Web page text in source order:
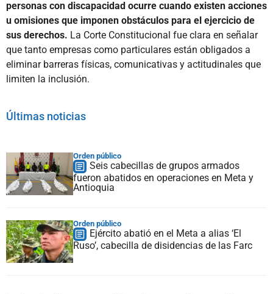
personas con discapacidad ocurre cuando existen acciones
u omisiones que imponen obstáculos para el ejercicio de
sus derechos. La Corte Constitucional fue clara en señalar
que tanto empresas como particulares están obligados a
eliminar barreras físicas, comunicativas y actitudinales que
limiten la inclusión.
Últimas noticias
Orden público
Seis cabecillas de grupos armados
fueron abatidos en operaciones en Meta y
Antioquia
Orden público
Ejército abatió en el Meta a alias ‘El
Ruso’, cabecilla de disidencias de las Farc